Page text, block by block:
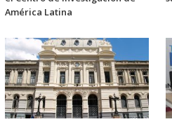
América Latina